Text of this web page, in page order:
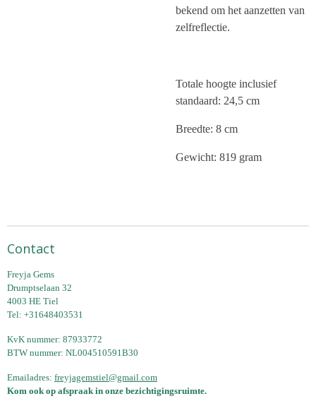
bekend om het aanzetten van
zelfreflectie.
Totale hoogte inclusief
standaard: 24,5 cm
Breedte: 8 cm
Gewicht: 819 gram
Contact
Freyja Gems
Drumptselaan 32
4003 HE Tiel
Tel: +31648403531
KvK nummer: 87933772
BTW nummer: NL004510591B30
Emailadres: freyjagemstiel@gmail.com
Kom ook op afspraak in onze bezichtigingsruimte.